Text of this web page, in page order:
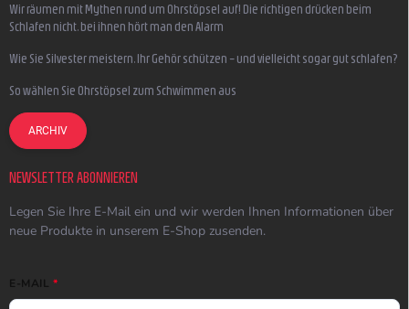
Wir räumen mit Mythen rund um Ohrstöpsel auf! Die richtigen drücken beim
Schlafen nicht, bei ihnen hört man den Alarm
Wie Sie Silvester meistern, Ihr Gehör schützen – und vielleicht sogar gut schlafen?
So wählen Sie Ohrstöpsel zum Schwimmen aus
ARCHIV
NEWSLETTER ABONNIEREN
Legen Sie Ihre E-Mail ein und wir werden Ihnen Informationen über
neue Produkte in unserem E-Shop zusenden.
E-MAIL